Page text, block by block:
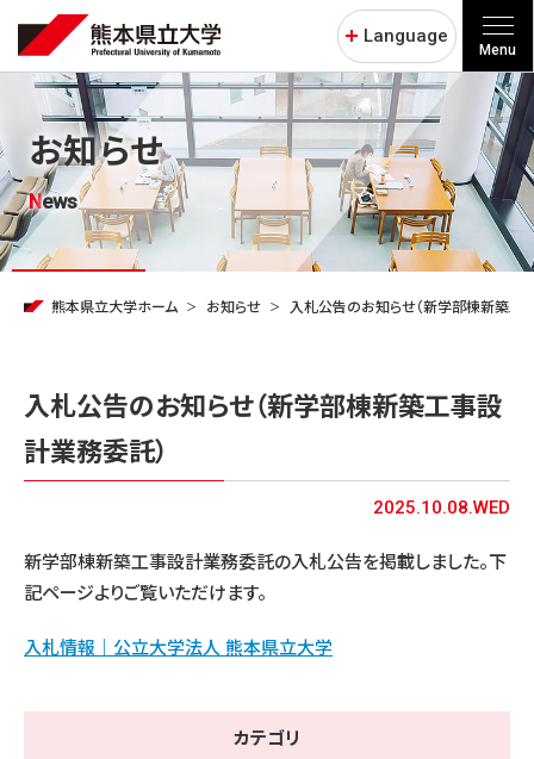
Language
Menu
お知らせ
News
熊本県立大学ホーム お知らせ 入札公告のお知らせ（新学部棟新築工
入札公告のお知らせ（新学部棟新築工事設
計業務委託）
2025.10.08.WED
新学部棟新築工事設計業務委託の入札公告を掲載しました。下
記ページよりご覧いただけます。
入札情報｜公立大学法人 熊本県立大学
カテゴリ